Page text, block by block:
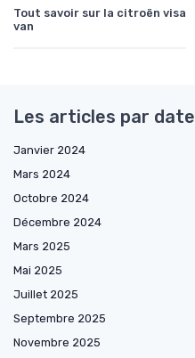
Tout savoir sur la citroën visa
van
Les articles par date
Janvier 2024
Mars 2024
Octobre 2024
Décembre 2024
Mars 2025
Mai 2025
Juillet 2025
Septembre 2025
Novembre 2025